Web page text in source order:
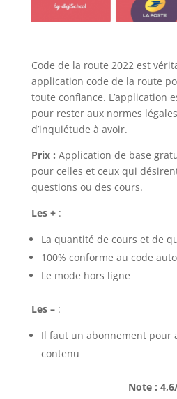
Code de la route 2022 est
application code de la route
toute confiance. L’application
pour rester aux normes
d’inquiétude à avoir.
Prix : Application de base
pour celles et ceux qui
questions ou des cours.
Les +:
La quantité de cours et de
100% conforme au code
Le mode hors ligne
Les –:
Il faut un abonnement pour
contenu
Note :